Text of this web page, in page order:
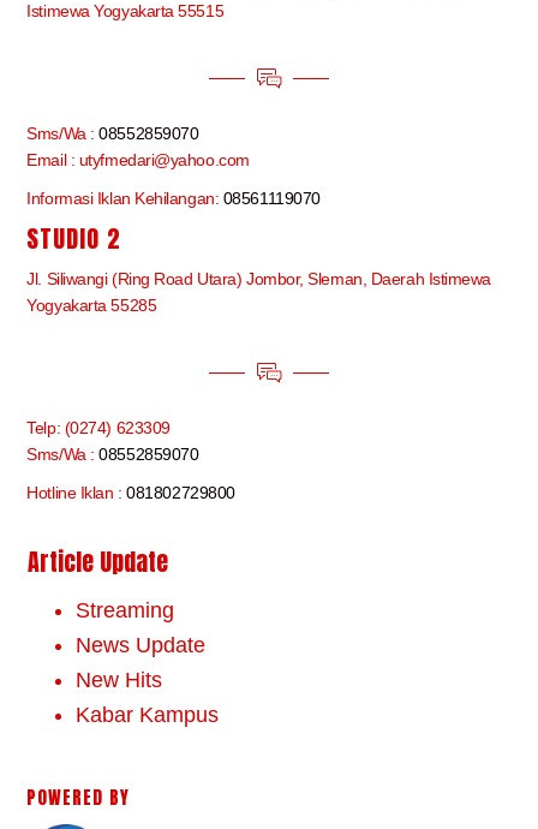
Istimewa Yogyakarta 55515
Sms/Wa :08552859070
Email : utyfmedari@yahoo.com
Informasi Iklan Kehilangan: 08561119070
STUDIO 2
Jl. Siliwangi (Ring Road Utara) Jombor, Sleman, Daerah Istimewa
Yogyakarta 55285
Telp: (0274) 623309
Sms/Wa :08552859070
Hotline Iklan :081802729800
Article Update
Streaming
News Update
New Hits
Kabar Kampus
POWERED BY